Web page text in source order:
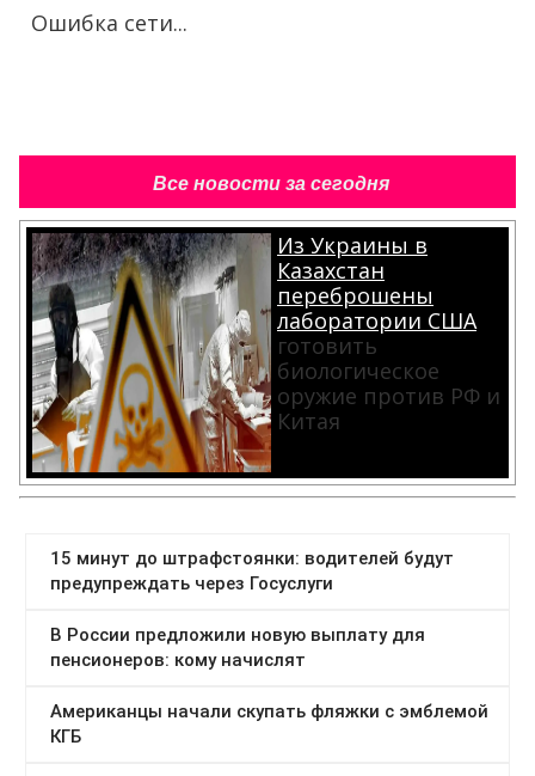
Ошибка сети...
Все новости за сегодня
Из Украины в
Казахстан
переброшены
лаборатории США
готовить
биологическое
оружие против РФ и
Китая